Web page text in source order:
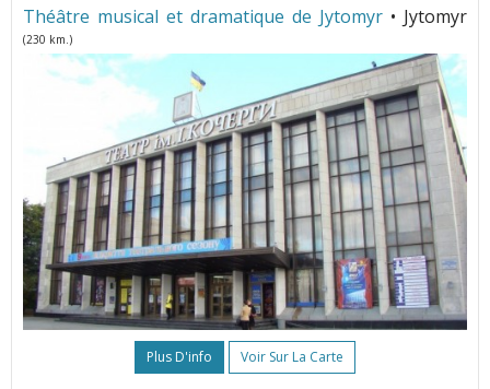
Théâtre musical et dramatique de Jytomyr • Jytomyr
(230 km.)
Plus D'info Voir Sur La Carte